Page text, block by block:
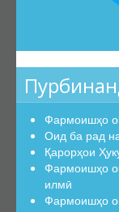
Фармоишҳо
Оид ба рад
Қарорҳои
Фармоишҳо
илмӣ
Фармоишҳо